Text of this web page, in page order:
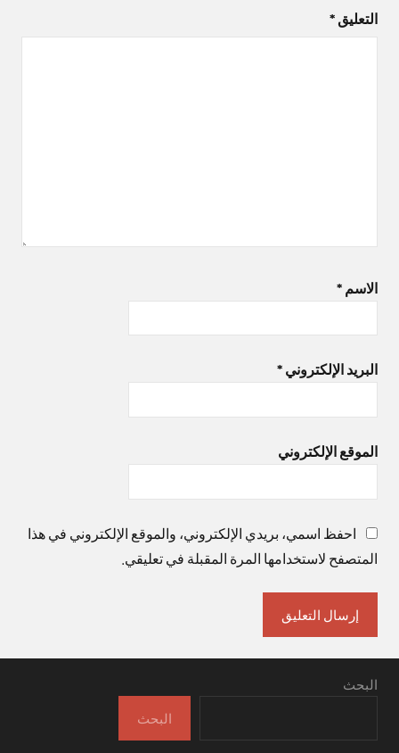
التعليق *
الاسم *
البريد الإلكتروني *
الموقع الإلكتروني
احفظ اسمي، بريدي الإلكتروني، والموقع الإلكتروني في هذا
المتصفح لاستخدامها المرة المقبلة في تعليقي.
البحث
البحث